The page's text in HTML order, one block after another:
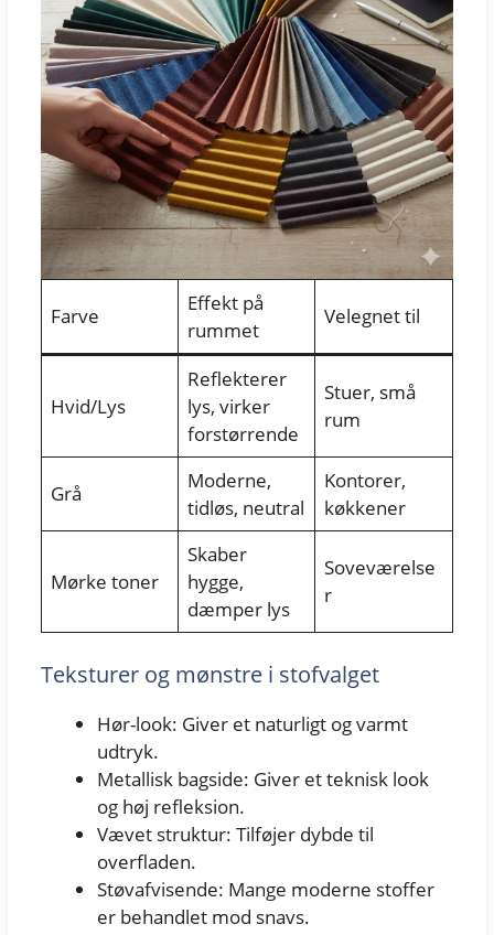
Farve
Effekt på
rummet
Velegnet til
Hvid/Lys
Reflekterer
lys, virker
forstørrende
Stuer, små
rum
Grå
Moderne,
tidløs, neutral
Kontorer,
køkkener
Mørke toner
Skaber
hygge,
dæmper lys
Soveværelse
r
Teksturer og mønstre i stofvalget
Hør-look: Giver et naturligt og varmt
udtryk.
Metallisk bagside: Giver et teknisk look
og høj refleksion.
Vævet struktur: Tilføjer dybde til
overfladen.
Støvafvisende: Mange moderne stoffer
er behandlet mod snavs.